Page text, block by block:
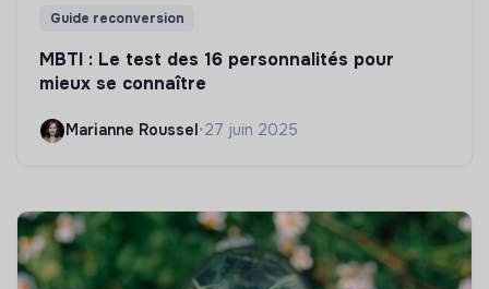
Guide reconversion
MBTI : Le test des 16 personnalités pour
mieux se connaître
Marianne Roussel •27 juin 2025